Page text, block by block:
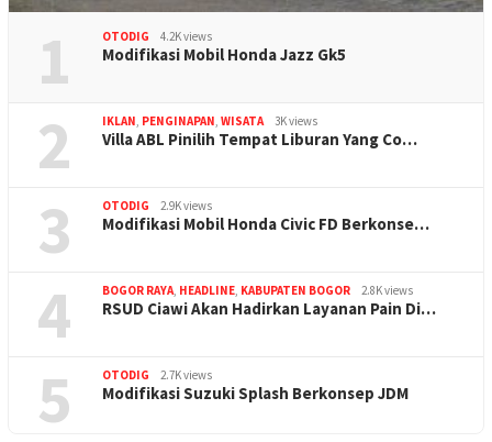
1 OTODIG 4.2K views
Modifikasi Mobil Honda Jazz Gk5
2 IKLAN, PENGINAPAN, WISATA 3K views
Villa ABL Pinilih Tempat Liburan Yang Co…
3 OTODIG 2.9K views
Modifikasi Mobil Honda Civic FD Berkonse…
4 BOGOR RAYA, HEADLINE, KABUPATEN BOGOR 2.8K views
RSUD Ciawi Akan Hadirkan Layanan Pain Di…
5 OTODIG 2.7K views
Modifikasi Suzuki Splash Berkonsep JDM